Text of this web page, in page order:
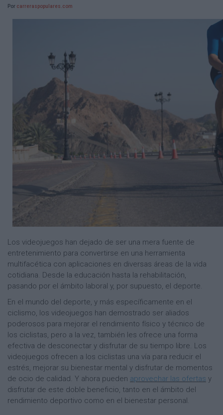
Por carreraspopulares.com
Los videojuegos han dejado de ser una mera fuente de
entretenimiento para convertirse en una herramienta
multifacética con aplicaciones en diversas áreas de la vida
cotidiana. Desde la educación hasta la rehabilitación,
pasando por el ámbito laboral y, por supuesto, el deporte.
En el mundo del deporte, y más específicamente en el
ciclismo, los videojuegos han demostrado ser aliados
poderosos para mejorar el rendimiento físico y técnico de
los ciclistas, pero a la vez, también les ofrece una forma
efectiva de desconectar y disfrutar de su tiempo libre. Los
videojuegos ofrecen a los ciclistas una vía para reducir el
estrés, mejorar su bienestar mental y disfrutar de momentos
de ocio de calidad. Y ahora pueden aprovechar las ofertas y
disfrutar de este doble beneficio, tanto en el ámbito del
rendimiento deportivo como en el bienestar personal.